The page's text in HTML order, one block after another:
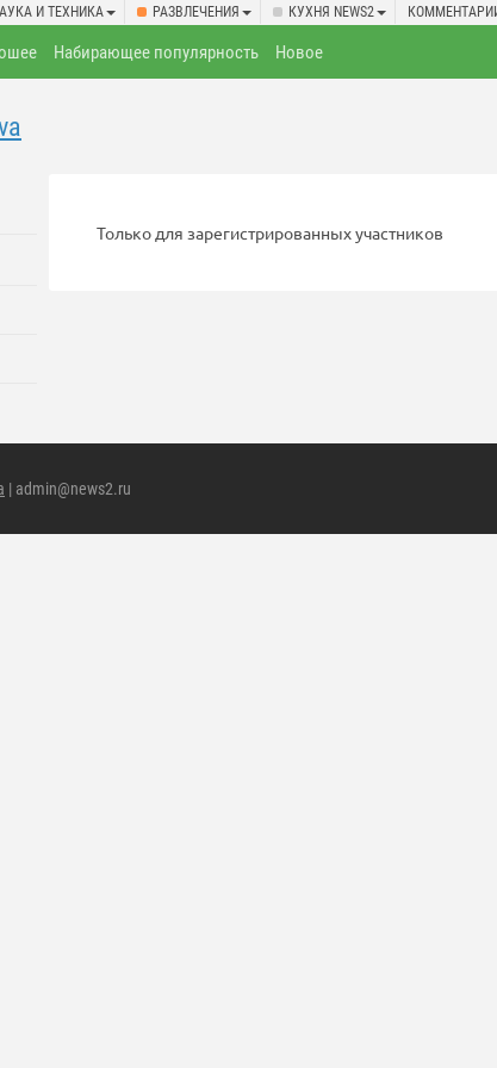
И ТЕХНИКА РАЗВЛЕЧЕНИЯ КУХНЯ NEWS2
Набирающее популярность Новое
Только для зарегистрированных участников
| admin@news2.ru